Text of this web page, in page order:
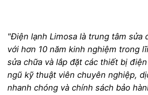
"Điện lạnh Limosa là trung tâm sửa
với hơn 10 năm kinh nghiệm trong
sửa chữa và lắp đặt các thiết bị
ngũ kỹ thuật viên chuyên nghiệp,
nhanh chóng và chính sách bảo